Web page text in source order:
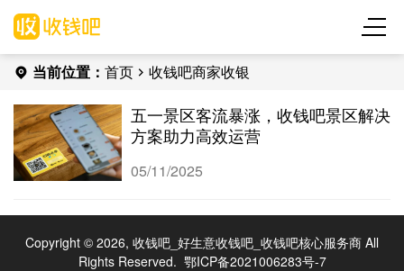
当前位置： 首页 收钱吧商家收银
五一景区客流暴涨，收钱吧景区解决
方案助力高效运营
05/11/2025
Copyright © 2026, 收钱吧_好生意收钱吧_收钱吧核心服务商 All
Rights Reserved. 鄂ICP备2021006283号-7